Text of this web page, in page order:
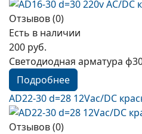
Отзывов (0)
Есть в наличии
200 руб.
Светодиодная арматура
Подробнее
AD22-30 d=28 12Vac/DC
Отзывов (0)